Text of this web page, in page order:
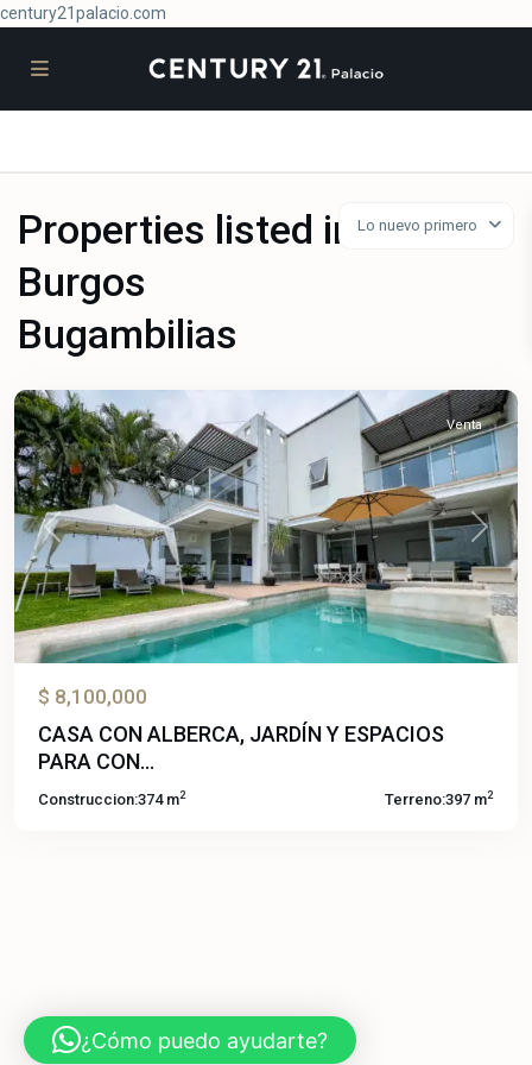
century21palacio.com
Lo nuevo primero
Properties listed in
Burgos
Bugambilias
Bugambilias ,
Previous Next
Venta
$ 8,100,000
CASA CON ALBERCA, JARDÍN Y ESPACIOS
PARA CON...
Construccion:374 m2 Terreno:397 m2
¿Cómo puedo ayudarte?